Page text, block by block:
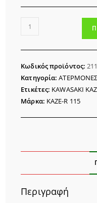
ΑΤΕΡΜΟΝΑΣ
KAWASAKI
KAZE-
R
115
ποσότητα
Κωδικός προϊόντος:211
Κατηγορία:
Ετικέτες: KAWASAKI
Μάρκα: KAZE-R 115
Περιγραφή